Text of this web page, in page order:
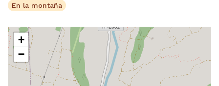
En la montaña
+
−